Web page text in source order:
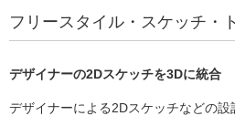
フリースタイル・スケッチ・
デザイナーの2Dスケッチを3Dに統合
デザイナーによる2Dスケッチなどの